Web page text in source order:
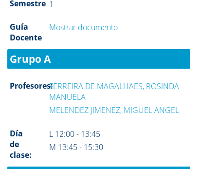
Semestre 1
Guía
Docente
Mostrar documento
Grupo A
Profesores:FERREIRA DE MAGALHAES, ROSINDA
MANUELA
MELENDEZ JIMENEZ, MIGUEL ANGEL
Día
de
clase:
L 12:00 - 13:45
M 13:45 - 15:30